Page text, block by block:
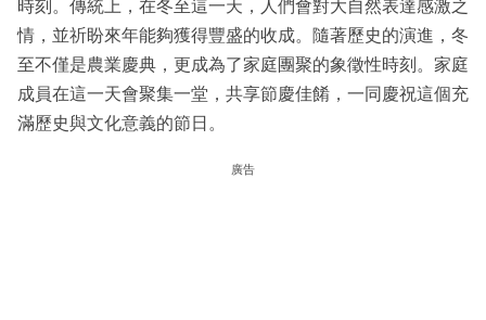
時刻。傳統上，在冬至這一天，人們會對大自然表達感激之
情，並祈盼來年能夠獲得豐盛的收成。隨著歷史的演進，冬
至不僅是農業慶典，更成為了家庭團聚的象徵性時刻。家庭
成員在這一天會聚集一堂，共享節慶佳餚，一同慶祝這個充
滿歷史與文化意義的節日。
廣告